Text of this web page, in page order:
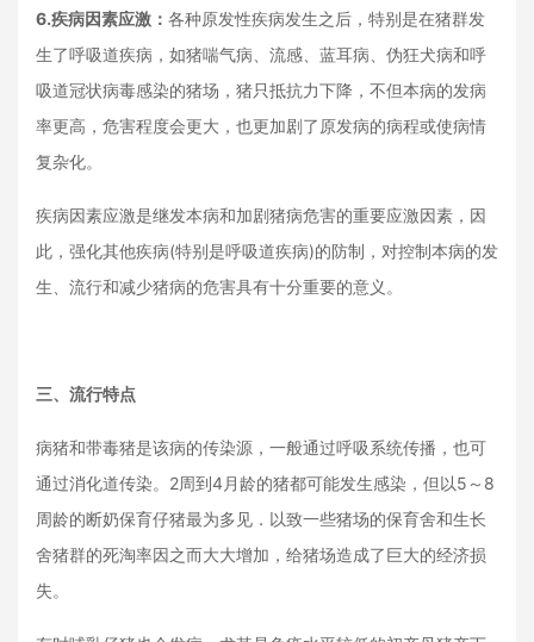
6.疾病因素应激： 各种原发性疾病发生之后，特别是在猪群发
生了呼吸道疾病，如猪喘气病、流感、蓝耳病、伪狂犬病和呼
吸道冠状病毒感染的猪场，猪只抵抗力下降，不但本病的发病
率更高，危害程度会更大，也更加剧了原发病的病程或使病情
复杂化。
疾病因素应激是继发本病和加剧猪病危害的重要应激因素，因
此， 强化其他疾病(特别是呼吸道疾病)的防制，对控制本病的发
生、流行和减少猪病的危害具有十分重要的意义。
三、流行特点
病猪和带毒猪是该病的传染源，一般通过呼吸系统传播，也可
通过消化道传染。 2周到4月龄的猪都可能发生感染，但以5～8
周龄的断奶保育仔猪最为多见．以致一些猪场的保育舍和生长
舍猪群的死淘率因之而大大增加，给猪场造成了巨大的经济损
失。